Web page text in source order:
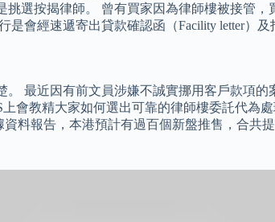
選按揭律師。 曾有買家因為律師樓被接管
會經速遞寄出貸款確認函（Facility letter）及
最近因有前文員涉嫌不誠實挪用客戶款項
會教精大家如何選出可靠的律師樓委託代為
料報告，本港預計有過百個新盤推售，合共